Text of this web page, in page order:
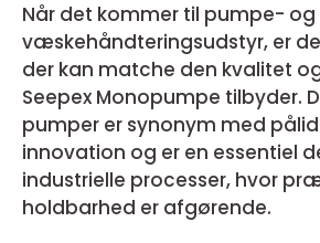
Når det kommer til pumpe- og
væskehåndteringsudstyr, er
der kan matche den kvalitet
Seepex Monopumpe tilbyder.
pumper er synonym med
innovation og er en essentiel
industrielle processer, hvor
holdbarhed er afgørende.